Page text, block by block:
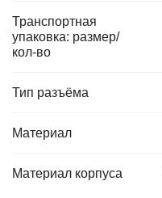
Транспортная
упаковка: размер/
кол-во
Тип разъёма
Материал
Материал корпуса